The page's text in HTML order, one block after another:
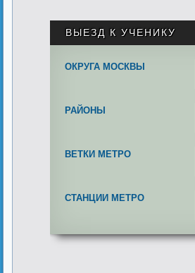
ВЫЕЗД К УЧЕНИКУ
ОКРУГА МОСКВЫ
РАЙОНЫ
ВЕТКИ МЕТРО
СТАНЦИИ МЕТРО